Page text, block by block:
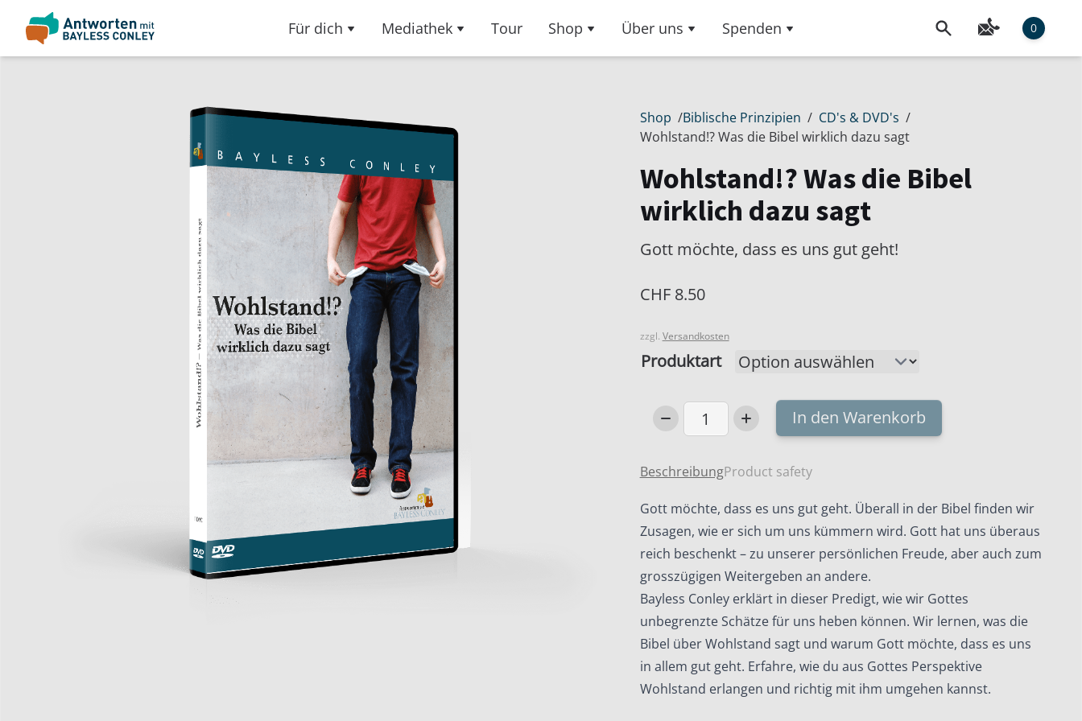
Für dich Mediathek Tour Shop Über uns Spenden 0
Shop /Biblische Prinzipien / CD's & DVD's /
Wohlstand!? Was die Bibel wirklich dazu sagt
Wohlstand!? Was die Bibel
wirklich dazu sagt
Gott möchte, dass es uns gut geht!
CHF8.50
zzgl. Versandkosten
Produktart
Wohlstand!?
die
Bibel
wirklich
dazu
sagt
Menge
In den Warenkorb
BeschreibungProduct safety
Gott möchte, dass es uns gut geht. Überall in der Bibel finden wir
Zusagen, wie er sich um uns kümmern wird. Gott hat uns überaus
reich beschenkt – zu unserer persönlichen Freude, aber auch zum
grosszügigen Weitergeben an andere.
Bayless Conley erklärt in dieser Predigt, wie wir Gottes
unbegrenzte Schätze für uns heben können. Wir lernen, was die
Bibel über Wohlstand sagt und warum Gott möchte, dass es uns
in allem gut geht. Erfahre, wie du aus Gottes Perspektive
Wohlstand erlangen und richtig mit ihm umgehen kannst.